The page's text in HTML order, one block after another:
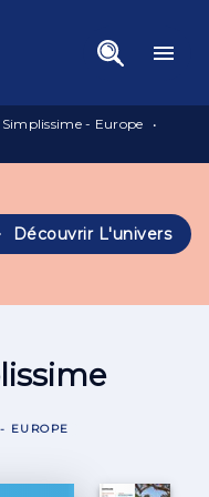
menu
Simplissime - Europe
•
Découvrir L'univers
EUROPE